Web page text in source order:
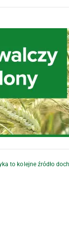
to kolejne źródło